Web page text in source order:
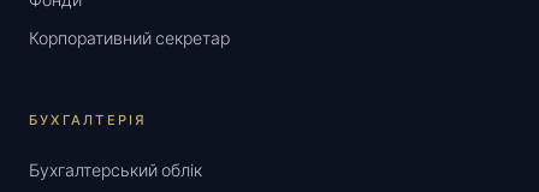
Корпоративний секретар
БУХГАЛТЕРІЯ
Бухгалтерський облік